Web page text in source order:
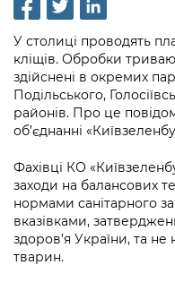
Рішення та
Проєкти
перебувають на
Рішення Київради
Контактна
Графік роботи та
Вакансії
Статистика
Освіта та навчальні
Дороги, транспорт
Навколишнє
Містобудування та
Культура, спорт,
Бізнес та
Фінанси та бюджет
Громадська
Громадський
Консультації з
Громадська рада
Петиції
Відкритий бюджет
Контактний центр
Інформація з
Подати запит
Проекти
інших актів
Нормативна база
Питання і
інформацію
Порядок
Медіагалерея
Підписатися на
КМДА / Subscribe
from the KCSA
Порядок
Подати
Submitting a media
Зйомки в лікарнях
Портал Послуг
У столиці проводять
кліщів. Обробки
здійснені в окремих
Подільського,
районів. Про це
об’єднанні
Фахівці КО
заходи на балансових
нормами санітарного
вказівками,
здоров’я України, та
тварин.